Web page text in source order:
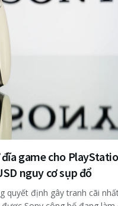
game cho
nguy cơ sụp đổ
quyết định gây tranh cãi